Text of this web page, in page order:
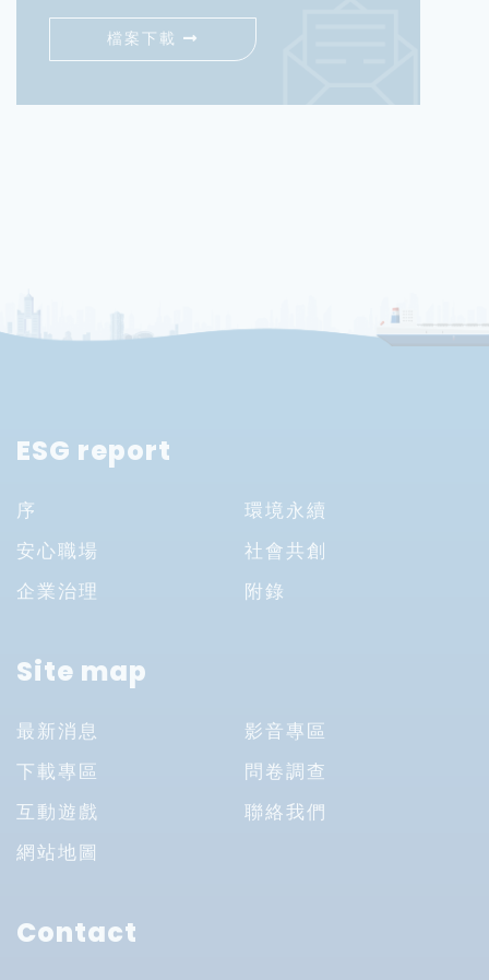
檔案下載
ESG report
序
環境永續
安心職場
社會共創
企業治理
附錄
Site map
最新消息
影音專區
下載專區
問卷調查
互動遊戲
聯絡我們
網站地圖
Contact